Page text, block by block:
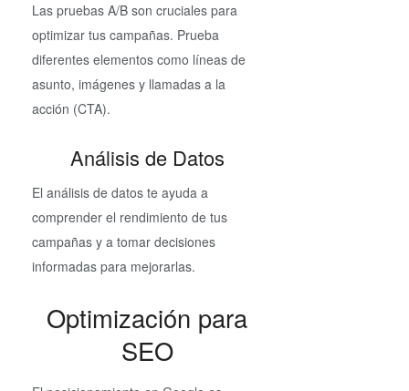
Las pruebas A/B son cruciales para
optimizar tus campañas. Prueba
diferentes elementos como líneas de
asunto, imágenes y llamadas a la
acción (CTA).
Análisis de Datos
El análisis de datos te ayuda a
comprender el rendimiento de tus
campañas y a tomar decisiones
informadas para mejorarlas.
Optimización para
SEO